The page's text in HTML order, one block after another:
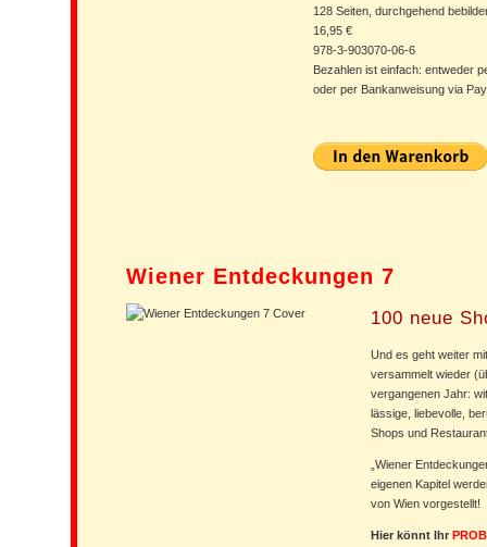
128 Seiten, durchgehend
16,95 €
978-3-903070-06-6
Bezahlen ist einfach: entweder
oder per Bankanweisung via
Wiener Entdeckungen 7
100 neue
Und es geht weiter
versammelt wieder
vergangenen Jahr:
lässige, liebevolle,
Shops und
„Wiener
eigenen Kapitel
von Wien vorgestellt!
Hier könnt Ihr